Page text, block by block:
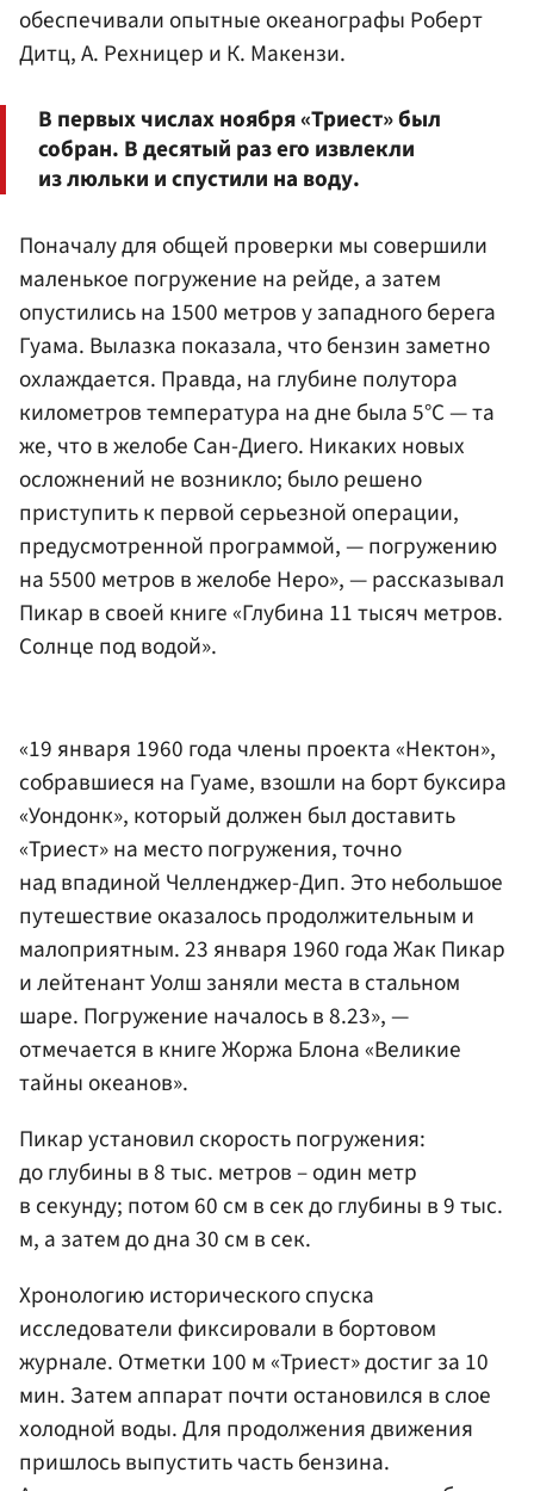
обеспечивали опытные океанографы Роберт
Дитц, А. Рехницер и К. Макензи.
В первых числах ноября «Триест» был
собран. В десятый раз его извлекли
из люльки и спустили на воду.
Поначалу для общей проверки мы совершили
маленькое погружение на рейде, а затем
опустились на 1500 метров у западного берега
Гуама. Вылазка показала, что бензин заметно
охлаждается. Правда, на глубине полутора
километров температура на дне была 5°C — та
же, что в желобе Сан-Диего. Никаких новых
осложнений не возникло; было решено
приступить к первой серьезной операции,
предусмотренной программой, — погружению
на 5500 метров в желобе Неро», — рассказывал
Пикар в своей книге «Глубина 11 тысяч метров.
Солнце под водой».
«19 января 1960 года члены проекта «Нектон»,
собравшиеся на Гуаме, взошли на борт буксира
«Уондонк», который должен был доставить
«Триест» на место погружения, точно
над впадиной Челленджер-Дип. Это небольшое
путешествие оказалось продолжительным и
малоприятным. 23 января 1960 года Жак Пикар
и лейтенант Уолш заняли места в стальном
шаре. Погружение началось в 8.23», —
отмечается в книге Жоржа Блона «Великие
тайны океанов».
Пикар установил скорость погружения:
до глубины в 8 тыс. метров – один метр
в секунду; потом 60 см в сек до глубины в 9 тыс.
м, а затем до дна 30 см в сек.
Хронологию исторического спуска
исследователи фиксировали в бортовом
журнале. Отметки 100 м «Триест» достиг за 10
мин. Затем аппарат почти остановился в слое
холодной воды. Для продолжения движения
пришлось выпустить часть бензина.